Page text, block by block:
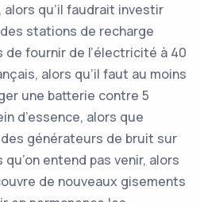
qu’il faudrait investir
stations de recharge
fournir de l’électricité à 40
alors qu’il faut au moins
une batterie contre 5
d’essence, alors que
générateurs de bruit sur
entend pas venir, alors
de nouveaux gisements